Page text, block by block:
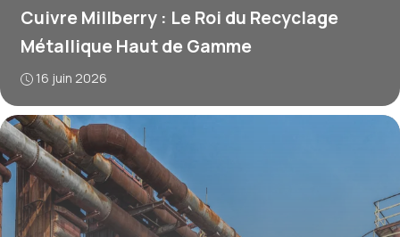
Cuivre Millberry : Le Roi du Recyclage
Métallique Haut de Gamme
16 juin 2026